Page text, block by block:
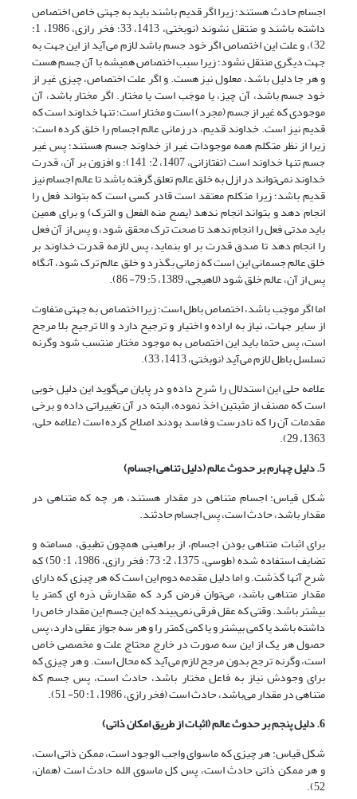
اجسام حادث هستند؛ زیرا اگر قدیم باشند باید به جهتی خاص اختصاص
داشته باشند و منتقل نشوند (‏نوبختی، 1413، 33؛ فخر رازى‏، 1986، ‏1:
32)، و علت این اختصاص اگر خود جسم باشد لازم می‌آید از این جهت به
جهت دیگری منتقل نشود؛ زیرا سبب اختصاص همیشه با آن جسم هست
و هر جا دلیل باشد، معلول نیز هست. و اگر علت اختصاص، چیزی غیر از
خود جسم باشد، آن چیز، یا موجَب است یا مختار. اگر مختار باشد، آن
موجودی که غیر از جسم (مجرد) است و مختار است؛ تنها خداوند است که
قدیم نیز است. خداوند قدیم، در زمانی عالم اجسام را خلق کرده است؛
زیرا از نظر متکلم همه موجودات غیر از خداوند جسم هستند؛ پس غیر
جسم تنها خداوند است (تفتازانی، 1407، 2: 141)؛ و افزون بر آن، قدرت
خداوند نمی‌تواند در ازل به خلق عالم تعلق گرفته باشد تا عالم اجسام نیز
قدیم باشد؛ زیرا متکلم معتقد است قادر کسی است که بتواند فعل را
انجام دهد و بتواند انجام ندهد (یصح منه الفعل و الترک) و برای همین
باید مدتی فعل را انجام ندهد تا صحت ترک محقق شود، و پس از آن فعل
را انجام دهد تا صدق قدرت بر او بنماید، پس لازمه قدرت خداوند بر
خلق عالم جسمانی این است که زمانی بگذرد و خلق عالم ترک شود، آنگاه
پس از آن، عالم خلق شود (لاهیجی، 1389، 5: 79- 86).
اما اگر موجَب باشد، اختصاص باطل است؛ زیرا اختصاص به جهتی متفاوت
از سایر جهات، نیاز به اراده و اختیار و ترجیح دارد و الا ترجیح بلا مرجح
است، پس حتما باید این اختصاص به موجود مختار منتسب شود وگرنه
تسلسل باطل لازم می‌آید (‏نوبختی، 1413، 33).
علامه حلی این استدلال را شرح داده و در پایان می‌گوید این دلیل خوبی
است که مصنف از مثبتین اخذ نموده، البته در آن تغییراتی داده و برخی
مقدمات آن را که نادرست و فاسد بودند اصلاح کرده است (علامه حلی،
1363، 29).
5. دلیل چهارم بر حدوث عالم (دلیل تناهی اجسام)
شکل قیاس: اجسام متناهی در مقدار هستند، هر چه که متناهی در
مقدار باشد، حادث است، پس اجسام حادثند.
برای اثبات متناهی بودن اجسام، از براهینی همچون تطبیق، مسامته و
تضایف استفاده شده (طوسی، 1375، 2: 73؛ فخر رازى‏، 1986، ‏1: 50) که
شرح آنها گذشت. و اما دلیل مقدمه دوم این است که هر چیزی که دارای
مقدار متناهی باشد، می‌توان فرض کرد که مقدارش ذره ای کمتر یا
بیشتر باشد. وقتی که عقل فرقی نمی‌بیند که این جسم این مقدار خاص را
داشته باشد یا کمی بیشتر و یا کمی کمتر را و هر سه جواز عقلی دارد، پس
حصول هر یک از این سه صورت در خارج محتاج علت و مخصصی خاص
است، وگرنه ترجح بدون مرجح لازم می‌آید که محال است. و هر چیزی که
برای وجودش نیاز به فاعل مختار باشد، حادث است، پس جسم که
متناهی در مقدار می‌باشد، حادث است (فخر رازى، 1986، 1: 50- 51).
6. دلیل پنجم بر حدوث عالم (اثبات از طریق امکان ذاتی)
شکل قیاس: هر چیزی که ماسوای واجب الوجود است، ممکن ذاتی است،
و هر ممکن ذاتی حادث است، پس کل ماسوی الله حادث است (همان،
52).